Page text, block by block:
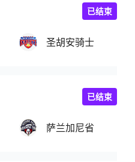
圣胡安骑士
已结束
萨兰加尼省
已结束